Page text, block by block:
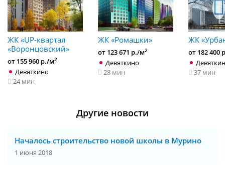
ЖК «UP-квартал
«Воронцовский»
от 155 960 р./м2
Девяткино
24 мин
ЖК «Ромашки»
от 123 671 р./м2
Девяткино
28 мин
ЖК
от 182 400
37 мин
Другие новости
Началось строительство новой школы в Мурино
1 июня 2018